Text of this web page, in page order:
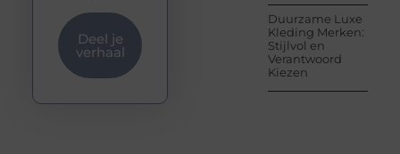
Duurzame Luxe
Kleding Merken:
Stijlvol en
Verantwoord
Kiezen
Deel je
verhaal